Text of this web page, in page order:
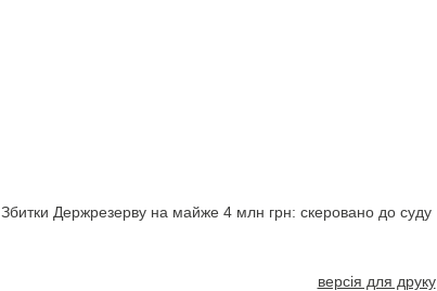
Збитки Держрезерву на майже 4 млн грн: скеровано до суду
версія для друку